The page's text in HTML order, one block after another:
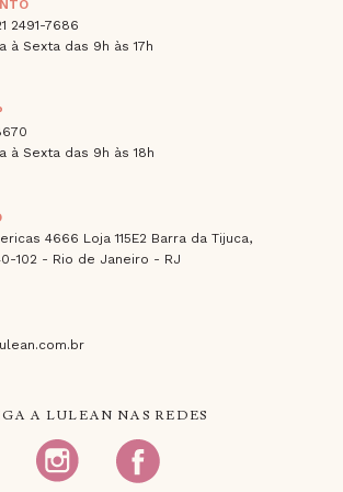
2491-7686
à Sexta das 9h às 17h
à Sexta das 9h às 18h
4666 Loja 115E2 Barra da Tijuca,
102 - Rio de Janeiro - RJ
A LULEAN NAS REDES